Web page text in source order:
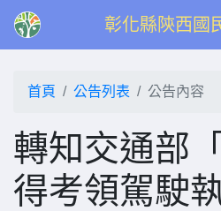
彰化縣陝西國
首頁 公告列表 公告內容
轉知交通部
得考領駕駛